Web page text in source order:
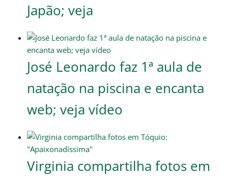
Japão; veja
José Leonardo faz 1ª aula de
natação na piscina e encanta
web; veja vídeo
Virginia compartilha fotos em